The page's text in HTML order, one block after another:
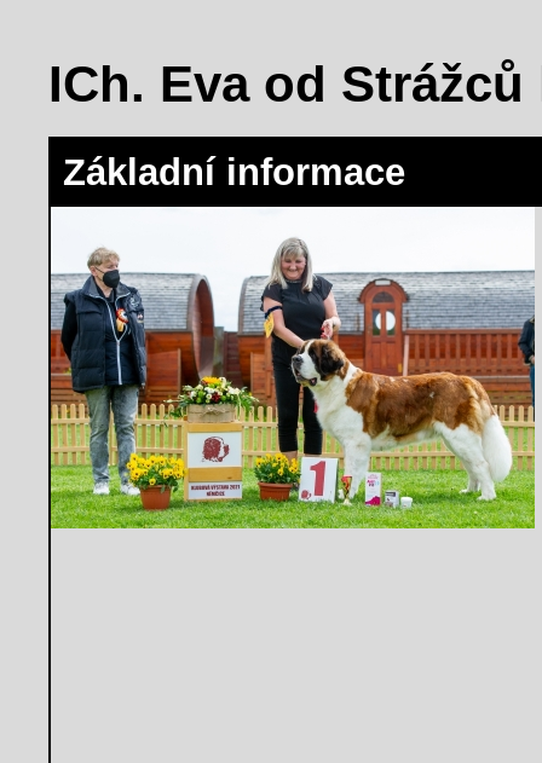
ICh. Eva od Strážců
Základní informace